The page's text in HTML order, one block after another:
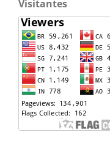
Visitantes